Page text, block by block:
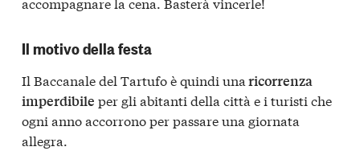
Il motivo della festa
Il Baccanale del Tartufo è quindi una ricorrenza
imperdibile per gli abitanti della città e i turisti che
ogni anno accorrono per passare una giornata
allegra.